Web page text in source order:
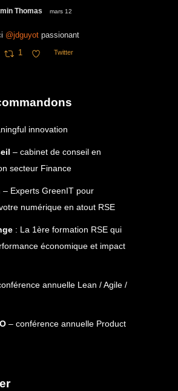
Thomas mars 12
@jdguyot passionant
1 Twitter
innovation
– cabinet de conseil en
secteur Finance
– Experts GreenIT pour
numérique en atout RSE
: La 1ère formation RSE qui
économique et impact
annuelle Lean / Agile /
– conférence annuelle Product